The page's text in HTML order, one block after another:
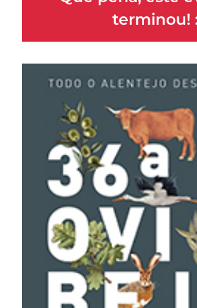
terminou!